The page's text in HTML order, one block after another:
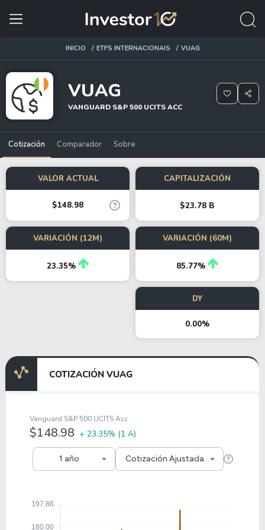
INICIO ETFS INTERNACIONAIS VUAG
VUAG
VANGUARD S&P 500 UCITS ACC
Cotización Comparador Sobre
VALOR ACTUAL
$148.98
CAPITALIZACIÓN
$23.78 B
VARIACIÓN (12M)
23.35%
VARIACIÓN (60M)
85.77%
DY
0.00%
COTIZACIÓN VUAG
1 año
Vanguard S&P 500 UCITS Acc
$148.98 + 23.35% (1 A)
Cotización Ajustada